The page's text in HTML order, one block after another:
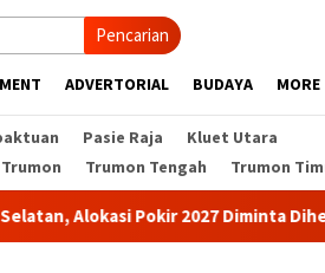
Pencarian
ADVERTORIAL BUDAYA MORE
Pasie Raja
Kluet Utara
Trumon Trumon Tengah Trumon
Alokasi Pokir 2027 Diminta Dihentikan